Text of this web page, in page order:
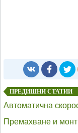
ПРЕДИШНИ СТАТИИ
Автоматична
Премахване и